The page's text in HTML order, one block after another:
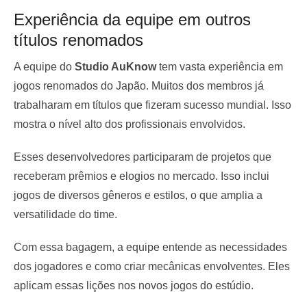
Experiência da equipe em outros
títulos renomados
A equipe do Studio AuKnowtem vasta experiência em
jogos renomados do Japão. Muitos dos membros já
trabalharam em títulos que fizeram sucesso mundial. Isso
mostra o nível alto dos profissionais envolvidos.
Esses desenvolvedores participaram de projetos que
receberam prêmios e elogios no mercado. Isso inclui
jogos de diversos gêneros e estilos, o que amplia a
versatilidade do time.
Com essa bagagem, a equipe entende as necessidades
dos jogadores e como criar mecânicas envolventes. Eles
aplicam essas lições nos novos jogos do estúdio.